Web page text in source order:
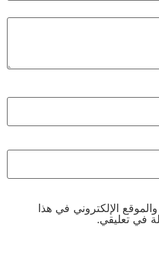
الإلكتروني في هذا
في تعليقي.